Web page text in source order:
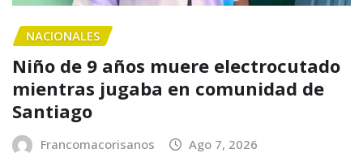
NACIONALES
Niño de 9 años muere electrocutado
mientras jugaba en comunidad de
Santiago
Francomacorisanos Ago 7, 2026